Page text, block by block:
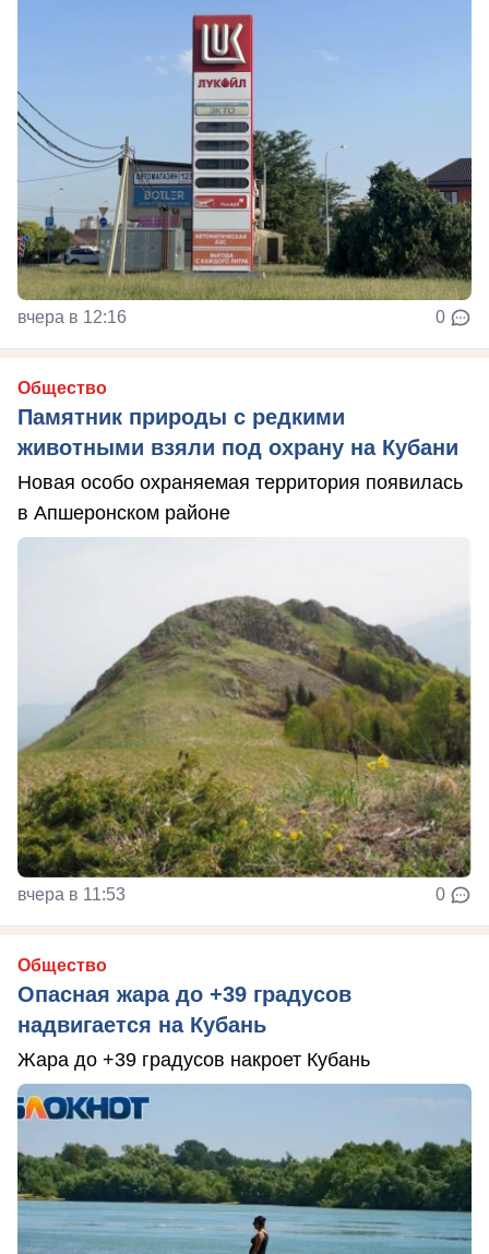
вчера в 12:16 0
Общество
Памятник природы с редкими
животными взяли под охрану на Кубани
Новая особо охраняемая территория появилась
в Апшеронском районе
вчера в 11:53 0
Общество
Опасная жара до +39 градусов
надвигается на Кубань
Жара до +39 градусов накроет Кубань